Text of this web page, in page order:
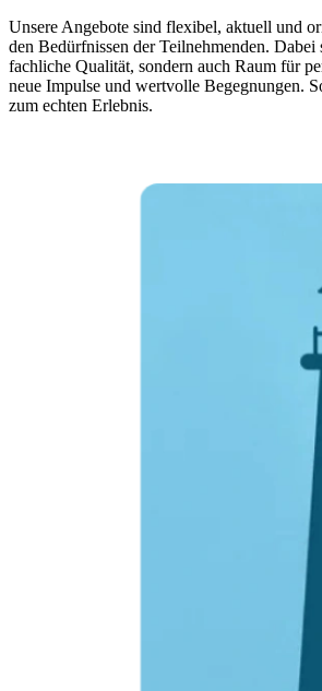
Unsere Angebote sind flexibel, aktuell und
den Bedürfnissen der Teilnehmenden.
fachliche Qualität, sondern auch Raum für
neue Impulse und wertvolle Begegnungen.
zum echten Erlebnis.